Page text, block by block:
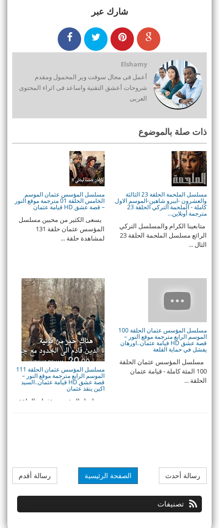
شارك عبر
Elshamy
أعمل فى مجال سوفت وير المحمول ومقدم
شروحات أعشق التقنية واساعد فى اثراء المحتوى
العربى
ذات صلة بالموضوع
مسلسل الملحمة الحلقة 23 الثالثة
والعشرون -ايبرو شاهين-الموسم الاول
كاملة - الملحمة التركي الحلقة 23
مترجمة أونلاين...
متابعينا الكرام والمسلسل التركي
الرائع مسلسل الملحمة الحلقة 23
الثال ...
مسلسل المؤسس عثمان الموسم
الخامس الحلقة 01 مترجمة موقع النور
– قصة عشق HD قيامة عثمان
يسعى الكثير من محبين مسلسل
المؤسس عثمان حلقة 131
لمشاهدة حلقة ...
مسلسل المؤسس عثمان الحلقة 100
الموسم الرابع مترجمة موقع النور –
قصة عشق HD قيامة عثمان..اورهان
يفشل في حماية القلعة
مسلسل المؤسس عثمان الحلقة
100 المئة كاملة - قيامة عثمان
الحلقة ...
مسلسل المؤسس عثمان الحلقة 111
الموسم الرابع مترجمة موقع النور –
قصة عشق HD قيامة عثمان..السيد
اكين ينقذ عثمان
مسلسل المؤسس عثمان الحلقة
رسالة أحدث رسالة أقدم الصفحة الرئيسية
تصنيفات